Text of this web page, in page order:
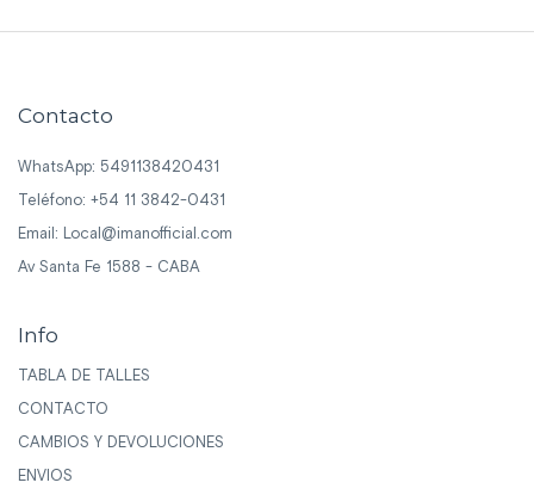
Contacto
WhatsApp: 5491138420431
Teléfono: +54 11 3842-0431
Email: Local@imanofficial.com
Av Santa Fe 1588 - CABA
Info
TABLA DE TALLES
CONTACTO
CAMBIOS Y DEVOLUCIONES
ENVIOS